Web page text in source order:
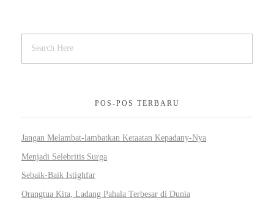
POS-POS TERBARU
Jangan Melambat-lambatkan Ketaatan Kepadany-Nya
Menjadi Selebritis Surga
Sebaik-Baik Istighfar
Orangtua Kita, Ladang Pahala Terbesar di Dunia